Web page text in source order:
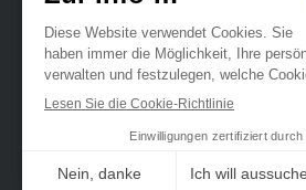
Ville de Differdange sur
Ville de
Ville deVille de